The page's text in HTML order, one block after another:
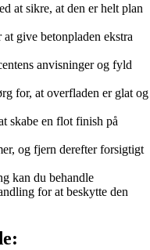
at sikre, at den er helt plan
give betonpladen ekstra
anvisninger og fyld
for, at overfladen er glat og
skabe en flot finish på
og fjern derefter forsigtigt
kan du behandle
for at beskytte den